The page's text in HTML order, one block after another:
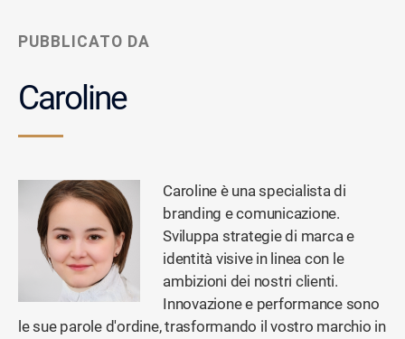
PUBBLICATO DA
Caroline
Caroline è una specialista di
branding e comunicazione.
Sviluppa strategie di marca e
identità visive in linea con le
ambizioni dei nostri clienti.
Innovazione e performance sono
le sue parole d'ordine, trasformando il vostro marchio in